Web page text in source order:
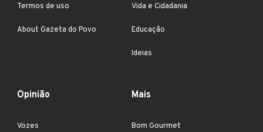
Termos de uso
About Gazeta do Povo
Vida e Cidadania
Educação
Ideias
Opinião
Vozes
Mais
Bom Gourmet